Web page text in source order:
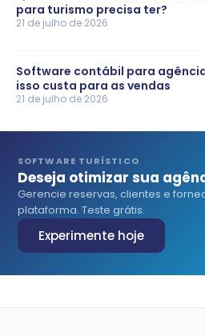
para turismo precisa ter?
21 de julho de 2026
Software contábil para
isso custa para as vendas
21 de julho de 2026
SOFTWARE TURÍSTICO
Deseja otimizar sua
Gerencie reservas, clientes e
plataforma. Teste grátis.
Experimente hoje